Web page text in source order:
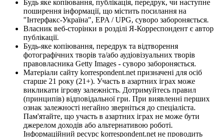
Будь яке копіювання, публікація, передрук, чи наступне
поширення інформації, що містить посилання на
"Інтерфакс-Україна", EPA / UPG, суворо забороняється.
Власник веб-сторінки в розділі Я-Корреспондент є автор
публікації.
Будь-яке копіювання, передрук та відтворення
фотографічних творів та/або аудіовізуальних творів
правовласника Getty Images - суворо забороняється.
Матеріали сайту korrespondent.net призначені для осіб
старше 21 року (21+). Участь в азартних іграх може
викликати ігрову залежність. Дотримуйтесь правил
(принципів) відповідальної гри. При виявленні перших
ознак залежності негайно зверніться до спеціаліста.
Пам'ятайте, що участь в азартних іграх не може бути
джерелом доходів або альтернативою роботі.
Інформаційний ресурс korrespondent.net не проводить